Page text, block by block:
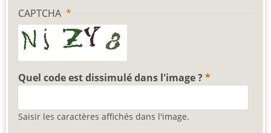
CAPTCHA
Quel code est dissimulé dans l'image ?
Saisir les caractères affichés dans l'image.